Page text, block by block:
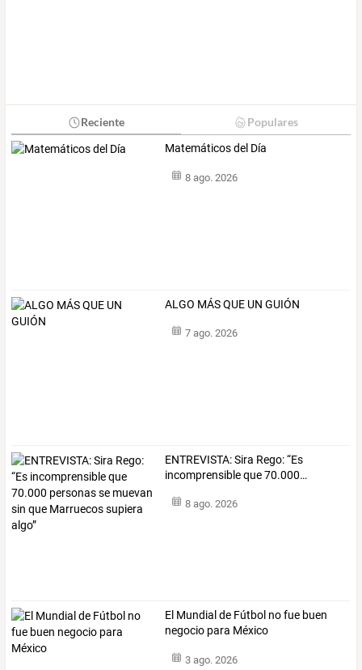
Reciente Populares
Matemáticos del Día
8 ago. 2026
ALGO MÁS QUE UN GUIÓN
7 ago. 2026
ENTREVISTA:Sira Rego:“Es
incomprensibleque70.000…
8 ago. 2026
El Mundial de Fútbol no fue buen
negocio para México
3 ago. 2026